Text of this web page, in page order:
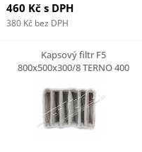
460 Kč s DPH
380 Kč bez DPH
Kapsový filtr F5
800x500x300/8 TERNO 400